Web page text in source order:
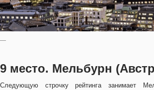
—
9 место. Мельбурн
Следующую строчку рейтинга занимает